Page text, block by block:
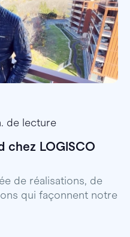
de lecture
chez LOGISCO
de réalisations, de
qui façonnent notre